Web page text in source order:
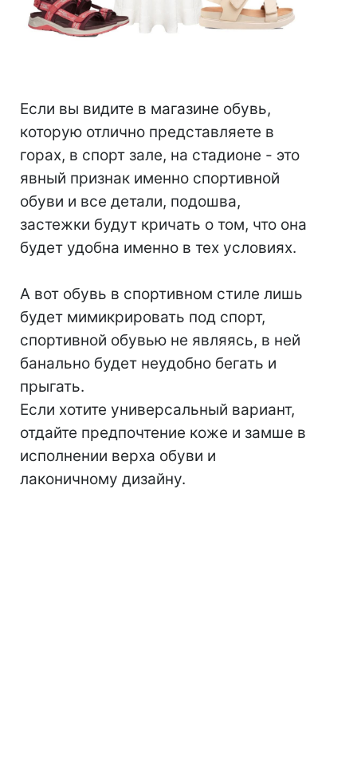
Если вы видите в магазине обувь,
которую отлично представляете в
горах, в спорт зале, на стадионе - это
явный признак именно спортивной
обуви и все детали, подошва,
застежки будут кричать о том, что она
будет удобна именно в тех условиях.
А вот обувь в спортивном стиле лишь
будет мимикрировать под спорт,
спортивной обувью не являясь, в ней
банально будет неудобно бегать и
прыгать.
Если хотите универсальный вариант,
отдайте предпочтение коже и замше в
исполнении верха обуви и
лаконичному дизайну.